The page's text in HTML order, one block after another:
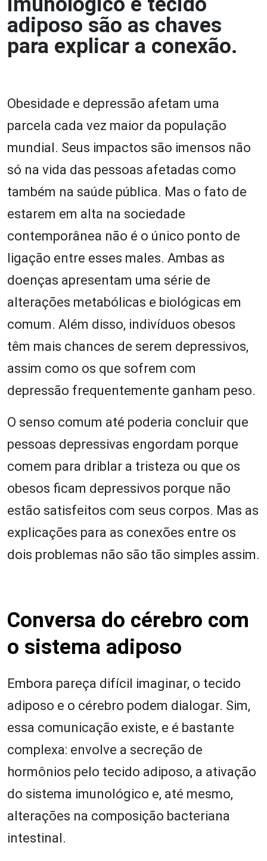
adiposo são as chaves
para explicar a conexão.
Obesidade e depressão afetam uma
parcela cada vez maior da população
mundial. Seus impactos são imensos não
só na vida das pessoas afetadas como
também na saúde pública. Mas o fato de
estarem em alta na sociedade
contemporânea não é o único ponto de
ligação entre esses males. Ambas as
doenças apresentam uma série de
alterações metabólicas e biológicas em
comum. Além disso, indivíduos obesos
têm mais chances de serem depressivos,
assim como os que sofrem com
depressão frequentemente ganham peso.
O senso comum até poderia concluir que
pessoas depressivas engordam porque
comem para driblar a tristeza ou que os
obesos ficam depressivos porque não
estão satisfeitos com seus corpos. Mas as
explicações para as conexões entre os
dois problemas não são tão simples assim.
Conversa do cérebro com
o sistema adiposo
Embora pareça difícil imaginar, o tecido
adiposo e o cérebro podem dialogar. Sim,
essa comunicação existe, e é bastante
complexa: envolve a secreção de
hormônios pelo tecido adiposo, a ativação
do sistema imunológico e, até mesmo,
alterações na composição bacteriana
intestinal.